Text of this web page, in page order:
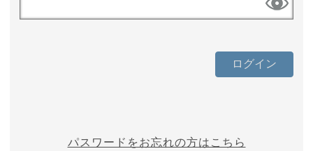
パスワードをお忘れの方はこちら